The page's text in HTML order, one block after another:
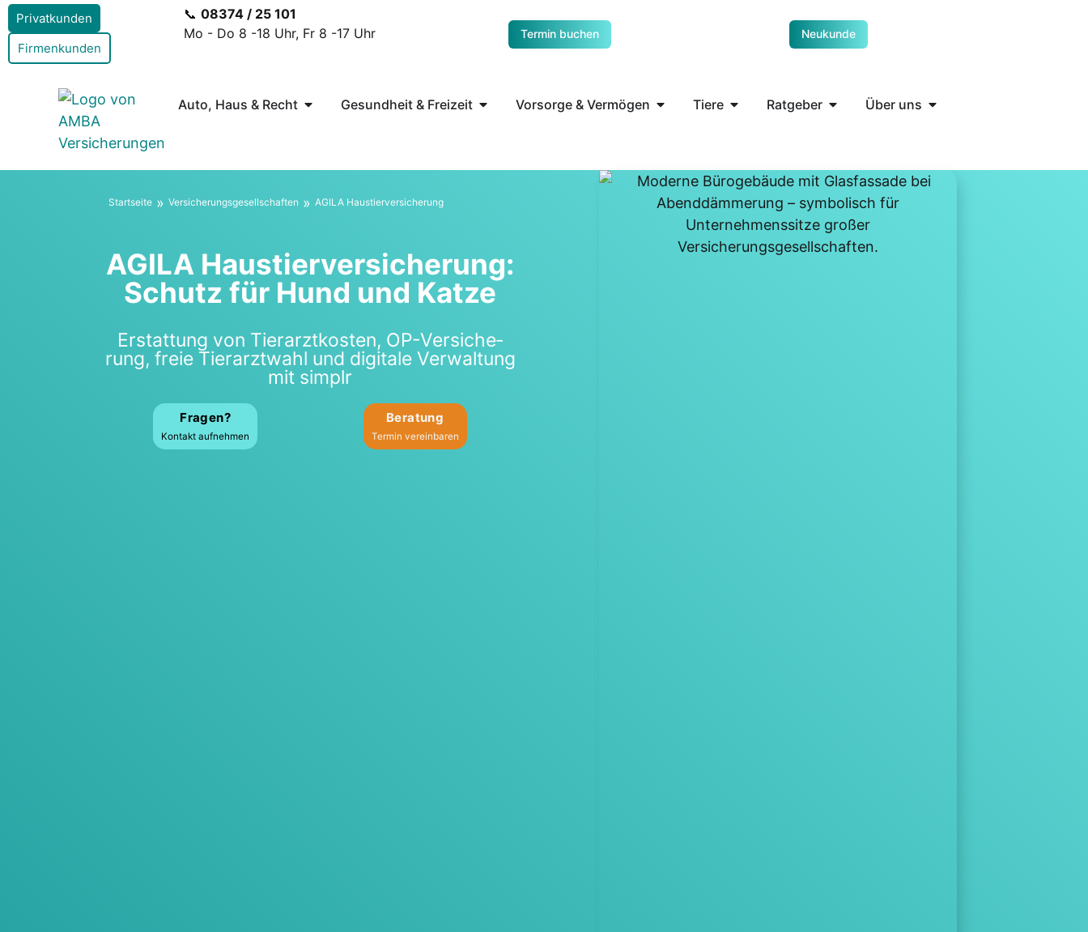
Privatkunden
Firmenkunden
📞 08374 / 25 101
Mo - Do 8 -18 Uhr, Fr 8 -17 Uhr
Termin buchen Neukunde
Auto, Haus & Recht Gesundheit & Freizeit Vorsorge & Vermögen Tiere Ratgeber Über uns
Start­sei­te » Ver­si­che­rungs­ge­sell­schaf­ten » AGILA Haus­tier­ver­si­che­rung
AGILA Haus­tier­ver­si­che­rung:
Schutz für Hund und Kat­ze
Erstat­tung von Tier­arzt­kos­ten, OP-Ver­si­che­
rung, freie Tier­arzt­wahl und digi­ta­le Ver­wal­tung
mit sim­plr
Fra­gen?
Kon­takt auf­neh­men
Bera­tung
Ter­min ver­ein­ba­ren